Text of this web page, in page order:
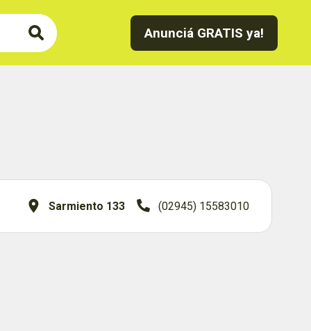
Anunciá GRATIS ya!
Sarmiento 133 (02945) 15583010